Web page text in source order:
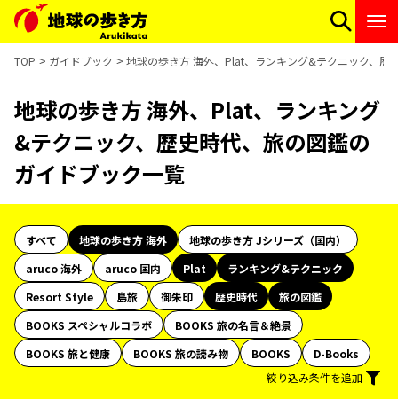
TOP ガイドブック 地球の歩き方 海外、Plat、ランキング&テクニック、歴
地球の歩き方 海外、Plat、ランキング
&テクニック、歴史時代、旅の図鑑の
ガイドブック一覧
すべて 地球の歩き方 海外
地球の歩き方 Jシリーズ（国内）
aruco 海外
aruco 国内 Plat
ランキング&テクニック
Resort Style
島旅 御朱印 歴史時代
旅の図鑑
BOOKS スペシャルコラボ
BOOKS 旅の名言＆絶景
BOOKS 旅と健康
BOOKS 旅の読み物 BOOKS
D-Books
絞り込み条件を追加